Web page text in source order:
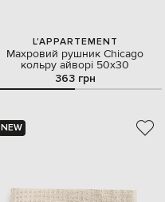
L'APPARTEMENT
Махровий рушник Chicago
кольру айворі 50х30
363 грн
NEW